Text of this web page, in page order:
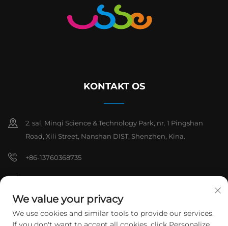
KONTAKT OS
2. sal, Minqi Science & Technology Park, nr. 1 Pingshan
Road, Xili Street, Nanshan DIST, Shenzhen, Kina.
+86-13760368735
Copyright © 2026 Shenzhen Hanchuan Industrial Co., Ltd. Alle
We value your privacy
We use cookies and similar tools to provide our services.